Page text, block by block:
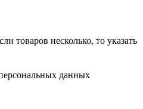
товаров несколько, то указать
данных